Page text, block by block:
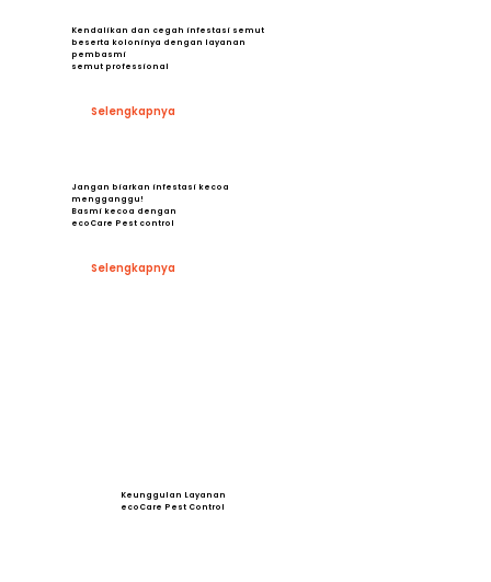
Keunggulan Layanan
ecoCare Pest Control
Kendalikan dan cegah infestasi semut
beserta koloninya dengan layanan
pembasmi
semut professional
Selengkapnya
Jangan biarkan infestasi kecoa
mengganggu!
Basmi kecoa dengan
ecoCare Pest control
Selengkapnya